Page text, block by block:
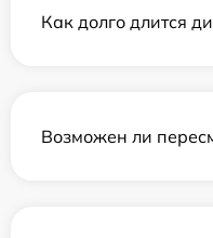
Как долго длится
Возможен ли